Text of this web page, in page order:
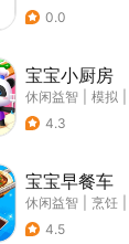
0.0
宝宝小厨房
休闲益智 模拟
4.3
宝宝早餐车
休闲益智 烹饪
4.5